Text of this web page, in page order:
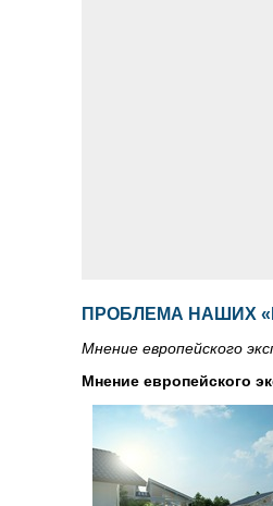
ПРОБЛЕМА НАШИХ
Мнение европейского
Мнение европейского